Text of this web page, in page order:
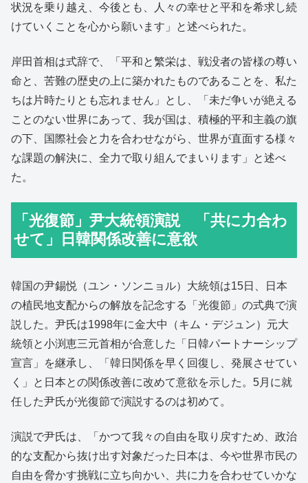
状況を乗り越え、今後とも、人々の幸せと平和を希求し続
けていくことを心から願います」と述べられた。
岸田首相は式辞で、「平和と繁栄は、戦没者の皆様の尊い
命と、苦難の歴史の上に築かれたものであることを、私た
ちは片時たりとも忘れません」とし、「未だ争いが絶える
ことのない世界にあって、我が国は、積極的平和主義の旗
の下、国際社会と力を合わせながら、世界が直面する様々
な課題の解決に、全力で取り組んでまいります」と述べ
た。
「光復節」尹大統領演説 「共に力合わ
せて」日韓関係改善に意欲
韓国の尹錫悦（ユン・ソンニョル）大統領は15日、日本
の植民地支配からの解放を記念する「光復節」の式典で演
説した。尹氏は1998年に金大中（キム・デジュン）元大
統領と小渕恵三元首相が合意した「日韓パートナーシップ
宣言」を継承し、「韓日関係を早く回復し、発展させてい
く」と日本との関係改善に改めて意欲を示した。5月に就
任した尹氏が光復節で演説するのは初めて。
演説で尹氏は、「かつて我々の自由を取り戻すため、政治
的な支配から抜け出す対象だった日本は、今や世界市民の
自由を脅かす挑戦に立ち向かい、共に力を合わせていかな